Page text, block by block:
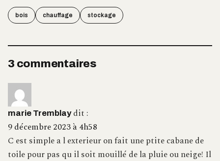
bois chauffage stockage
3 commentaires
marie Tremblay dit :
9 décembre 2023 à 4h58
C est simple a l exterieur on fait une ptite cabane de
toile pour pas qu il soit mouillé de la pluie ou neige! Il